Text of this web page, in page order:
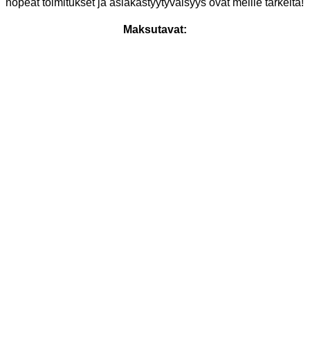
nopeat toimitukset ja asiakastyytyväisyys ovat meille tärkeitä!
Maksutavat: